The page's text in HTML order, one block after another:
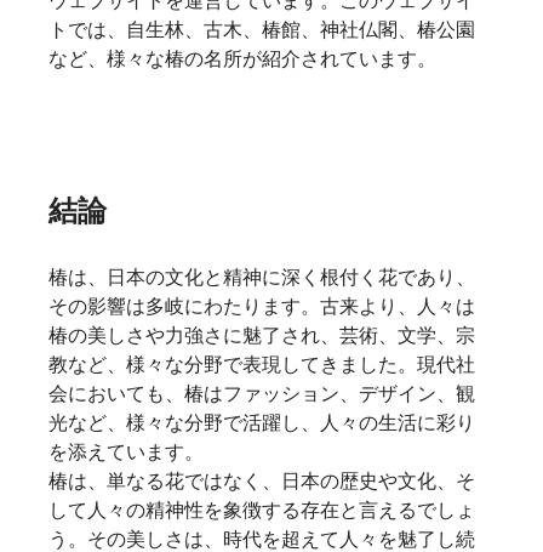
トでは、自生林、古木、椿館、神社仏閣、椿公園
など、様々な椿の名所が紹介されています。
結論
椿は、日本の文化と精神に深く根付く花であり、
その影響は多岐にわたります。古来より、人々は
椿の美しさや力強さに魅了され、芸術、文学、宗
教など、様々な分野で表現してきました。現代社
会においても、椿はファッション、デザイン、観
光など、様々な分野で活躍し、人々の生活に彩り
を添えています。
椿は、単なる花ではなく、日本の歴史や文化、そ
して人々の精神性を象徴する存在と言えるでしょ
う。その美しさは、時代を超えて人々を魅了し続